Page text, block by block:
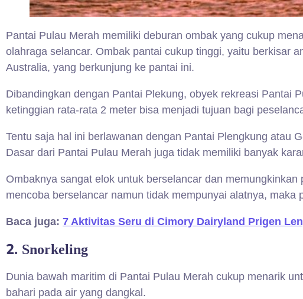
Pantai Pulau Merah memiliki deburan ombak yang cukup
olahraga selancar. Ombak pantai cukup tinggi, yaitu berkisar
Australia, yang berkunjung ke pantai ini.
Dibandingkan dengan Pantai Plekung, obyek rekreasi Pantai
ketinggian rata-rata 2 meter bisa menjadi tujuan bagi
Tentu saja hal ini berlawanan dengan Pantai Plengkung atau
Dasar dari Pantai Pulau Merah juga tidak memiliki banyak
Ombaknya sangat elok untuk berselancar dan memungkinkan
mencoba berselancar namun tidak mempunyai alatnya,
Baca juga: 7 Aktivitas Seru di Cimory Dairyland Prigen
2. Snorkeling
Dunia bawah maritim di Pantai Pulau Merah cukup menarik
bahari pada air yang dangkal.